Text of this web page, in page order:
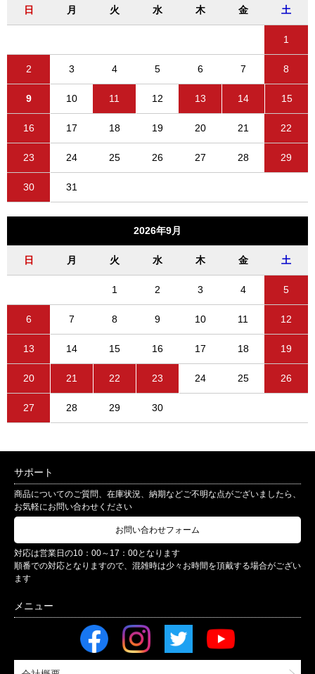
日 月 火 水 木 金 土
1
2 3 4 5 6 7 8
9 10 11 12 13 14 15
16 17 18 19 20 21 22
23 24 25 26 27 28 29
30 31
2026年9月
日 月 火 水 木 金 土
1 2 3 4 5
6 7 8 9 10 11 12
13 14 15 16 17 18 19
20 21 22 23 24 25 26
27 28 29 30
サポート
商品についてのご質問、在庫状況、納期などご不明な点がございましたら、
お気軽にお問い合わせください
お問い合わせフォーム
対応は営業日の10：00～17：00となります
順番での対応となりますので、混雑時は少々お時間を頂戴する場合がござい
ます